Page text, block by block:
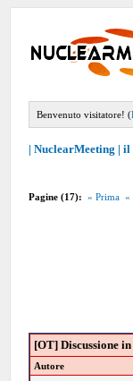
Benvenuto visitatore! (
| NuclearMeeting |
Pagine (17): « Prima «
[OT] Discussione
Autore